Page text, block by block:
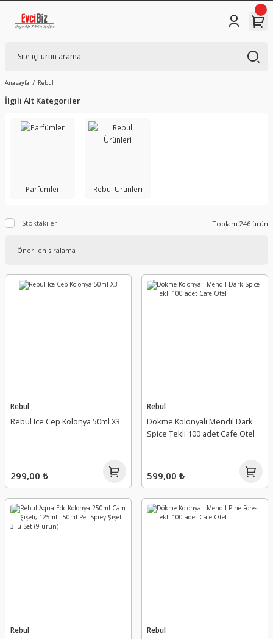
Anasayfa Rebul
İlgili Alt Kategoriler
Parfümler Rebul Ürünleri
Stoktakiler Toplam 246 ürün
Rebul
Rebul Ice Cep Kolonya 50ml X3
299,00 ₺
Rebul
Dökme Kolonyalı Mendil Dark
Spice Tekli 100 adet Cafe Otel
599,00 ₺
Rebul Rebul